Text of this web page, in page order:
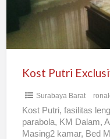
Kost Putri
Surabaya Barat
Kost Putri, fasilitas
parabola, KM Dalam,
Masing2 kamar, Bed